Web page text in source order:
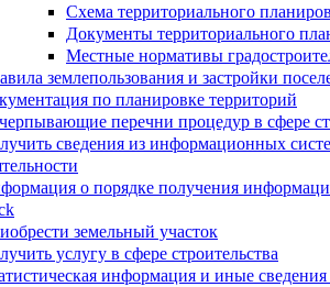
Схема территориального
Документы территориального
Местные нормативы
землепользования и застройки
по планировке территорий
перечни процедур в сфере
сведения из информационных
о порядке получения
земельный участок
услугу в сфере строительства
информация и иные сведения